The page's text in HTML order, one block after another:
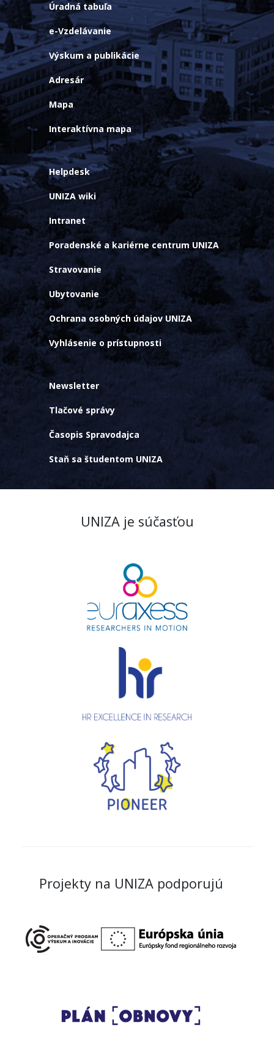
Úradná tabuľa
e-Vzdelávanie
Výskum a publikácie
Adresár
Mapa
Interaktívna mapa
Helpdesk
UNIZA wiki
Intranet
Poradenské a kariérne centrum UNIZA
Stravovanie
Ubytovanie
Ochrana osobných údajov UNIZA
Vyhlásenie o prístupnosti
Newsletter
Tlačové správy
Časopis Spravodajca
Staň sa študentom UNIZA
UNIZA je súčasťou
Projekty na UNIZA podporujú